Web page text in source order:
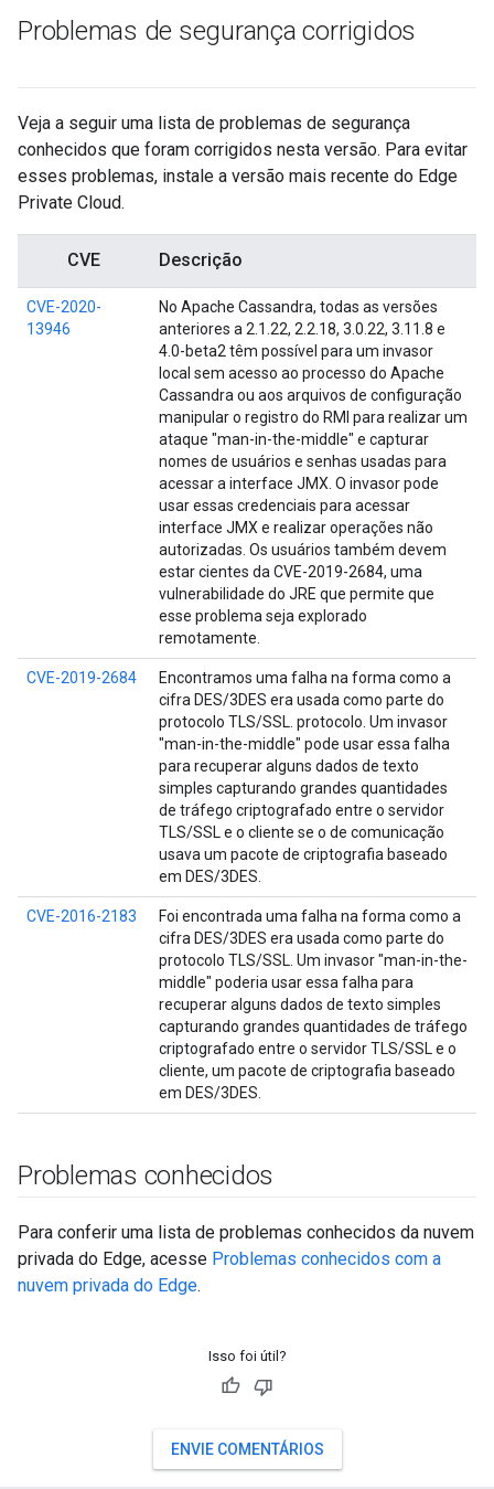
Problemas de segurança corrigidos
Veja a seguir uma lista de problemas de segurança
conhecidos que foram corrigidos nesta versão. Para evitar
esses problemas, instale a versão mais recente do Edge
Private Cloud.
CVE Descrição
CVE-2020-
13946
No Apache Cassandra, todas as versões
anteriores a 2.1.22, 2.2.18, 3.0.22, 3.11.8 e
4.0-beta2 têm possível para um invasor
local sem acesso ao processo do Apache
Cassandra ou aos arquivos de configuração
manipular o registro do RMI para realizar um
ataque "man-in-the-middle" e capturar
nomes de usuários e senhas usadas para
acessar a interface JMX. O invasor pode
usar essas credenciais para acessar
interface JMX e realizar operações não
autorizadas. Os usuários também devem
estar cientes da CVE-2019-2684, uma
vulnerabilidade do JRE que permite que
esse problema seja explorado
remotamente.
CVE-2019-2684
Encontramos uma falha na forma como a
cifra DES/3DES era usada como parte do
protocolo TLS/SSL. protocolo. Um invasor
"man-in-the-middle" pode usar essa falha
para recuperar alguns dados de texto
simples capturando grandes quantidades
de tráfego criptografado entre o servidor
TLS/SSL e o cliente se o de comunicação
usava um pacote de criptografia baseado
em DES/3DES.
CVE-2016-2183
Foi encontrada uma falha na forma como a
cifra DES/3DES era usada como parte do
protocolo TLS/SSL. Um invasor "man-in-the-
middle" poderia usar essa falha para
recuperar alguns dados de texto simples
capturando grandes quantidades de tráfego
criptografado entre o servidor TLS/SSL e o
cliente, um pacote de criptografia baseado
em DES/3DES.
Problemas conhecidos
Para conferir uma lista de problemas conhecidos da nuvem
privada do Edge, acesse Problemas conhecidos com a
nuvem privada do Edge.
Isso foi útil?
ENVIE COMENTÁRIOS